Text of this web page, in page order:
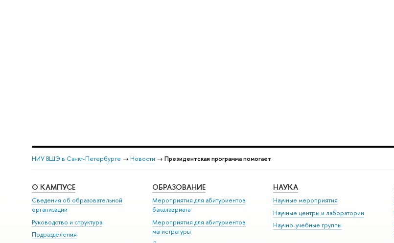
НИУ ВШЭ в Санкт-Петербурге → Новости → Президентская программа помогает
О КАМПУСЕ
Сведения об образовательной
организации
Руководство и структура
Подразделения
ОБРАЗОВАНИЕ
Мероприятия для абитуриентов
бакалавриата
Мероприятия для абитуриентов
магистратуры
НАУКА
Научные мероприятия
Научные центры и лаборатории
Научно-учебные группы